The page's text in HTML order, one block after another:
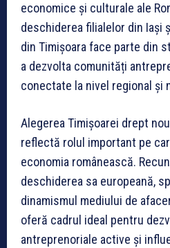
economice și culturale ale
deschiderea filialelor din Iași
din Timișoara face parte din
a dezvolta comunități
conectate la nivel regional și
Alegerea Timișoarei drept
reflectă rolul important pe
economia românească.
deschiderea sa europeană,
dinamismul mediului de
oferă cadrul ideal pentru
antreprenoriale active și